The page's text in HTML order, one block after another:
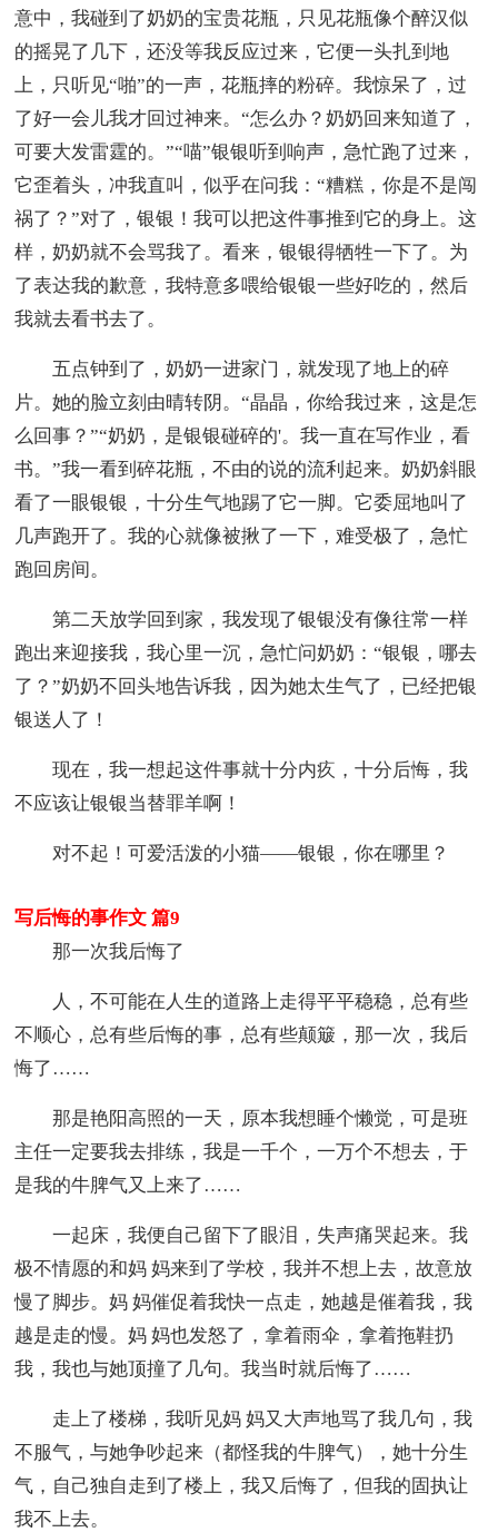
意中，我碰到了奶奶的宝贵花瓶，只见花瓶像个醉汉似
的摇晃了几下，还没等我反应过来，它便一头扎到地
上，只听见“啪”的一声，花瓶摔的粉碎。我惊呆了，过
了好一会儿我才回过神来。“怎么办？奶奶回来知道了，
可要大发雷霆的。”“喵”银银听到响声，急忙跑了过来，
它歪着头，冲我直叫，似乎在问我：“糟糕，你是不是闯
祸了？”对了，银银！我可以把这件事推到它的身上。这
样，奶奶就不会骂我了。看来，银银得牺牲一下了。为
了表达我的歉意，我特意多喂给银银一些好吃的，然后
我就去看书去了。
五点钟到了，奶奶一进家门，就发现了地上的碎
片。她的脸立刻由晴转阴。“晶晶，你给我过来，这是怎
么回事？”“奶奶，是银银碰碎的'。我一直在写作业，看
书。”我一看到碎花瓶，不由的说的流利起来。奶奶斜眼
看了一眼银银，十分生气地踢了它一脚。它委屈地叫了
几声跑开了。我的心就像被揪了一下，难受极了，急忙
跑回房间。
第二天放学回到家，我发现了银银没有像往常一样
跑出来迎接我，我心里一沉，急忙问奶奶：“银银，哪去
了？”奶奶不回头地告诉我，因为她太生气了，已经把银
银送人了！
现在，我一想起这件事就十分内疚，十分后悔，我
不应该让银银当替罪羊啊！
对不起！可爱活泼的小猫——银银，你在哪里？
写后悔的事作文 篇9
那一次我后悔了
人，不可能在人生的道路上走得平平稳稳，总有些
不顺心，总有些后悔的事，总有些颠簸，那一次，我后
悔了……
那是艳阳高照的一天，原本我想睡个懒觉，可是班
主任一定要我去排练，我是一千个，一万个不想去，于
是我的牛脾气又上来了……
一起床，我便自己留下了眼泪，失声痛哭起来。我
极不情愿的和妈 妈来到了学校，我并不想上去，故意放
慢了脚步。妈 妈催促着我快一点走，她越是催着我，我
越是走的慢。妈 妈也发怒了，拿着雨伞，拿着拖鞋扔
我，我也与她顶撞了几句。我当时就后悔了……
走上了楼梯，我听见妈 妈又大声地骂了我几句，我
不服气，与她争吵起来（都怪我的牛脾气），她十分生
气，自己独自走到了楼上，我又后悔了，但我的固执让
我不上去。